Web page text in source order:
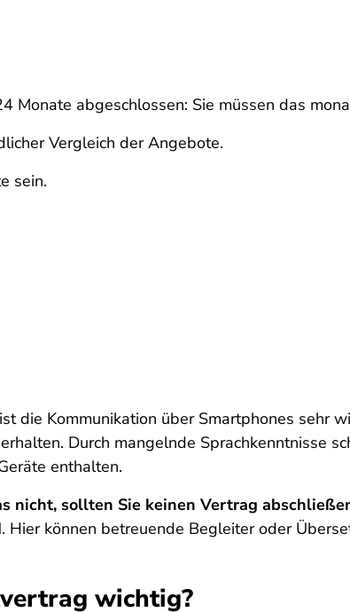
Monate abgeschlossen: Sie müssen das
Vergleich der Angebote.
sein.
die Kommunikation über Smartphones sehr
Durch mangelnde Sprachkenntnisse
enthalten.
nicht, sollten Sie keinen Vertrag
. Hier können betreuende Begleiter oder
wichtig?